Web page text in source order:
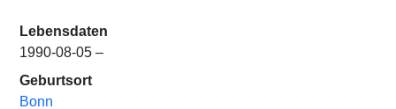
Lebensdaten
1990-08-05 –
Geburtsort
Bonn